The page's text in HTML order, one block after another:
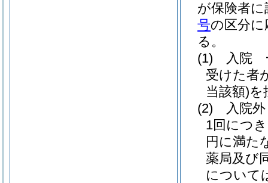
が保険者
号の区分に
る。
(1)
入院
受けた者
当該額)を
(2)
入院
1回につ
円に満た
薬局及び
について